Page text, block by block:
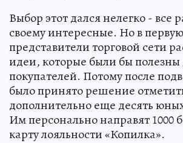
Выбор этот дался нелегко - все
своему интересные. Но в
представители торговой сети
идеи, которые были бы полезны
покупателей. Потому после
было принято решение
дополнительно еще десять
Им персонально направят 1000
карту лояльности «Копилка».